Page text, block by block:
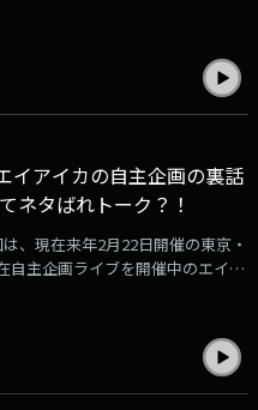
ランスアイドル！。アイドルグ
明前魅音）さんと、山本愛梨
グループに入ったきっかけやここ
んな立場なのか？さらに、実はち
けなかった内容もお楽しみくだ
こちら！どんどん送ってください
アイカの自主企画の裏話
ネタばれトーク？！
、現在来年2月22日開催の東京・
自主企画ライブを開催中のエイア
からちょこちょここの番組でレ
（放送ではきけなかった内容も
メッセージはこちら！どんどん送
#google_vignette